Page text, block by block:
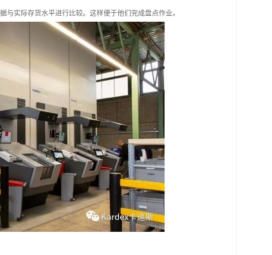
实际存货水平进行比较。这样便于他们完成盘点作业。